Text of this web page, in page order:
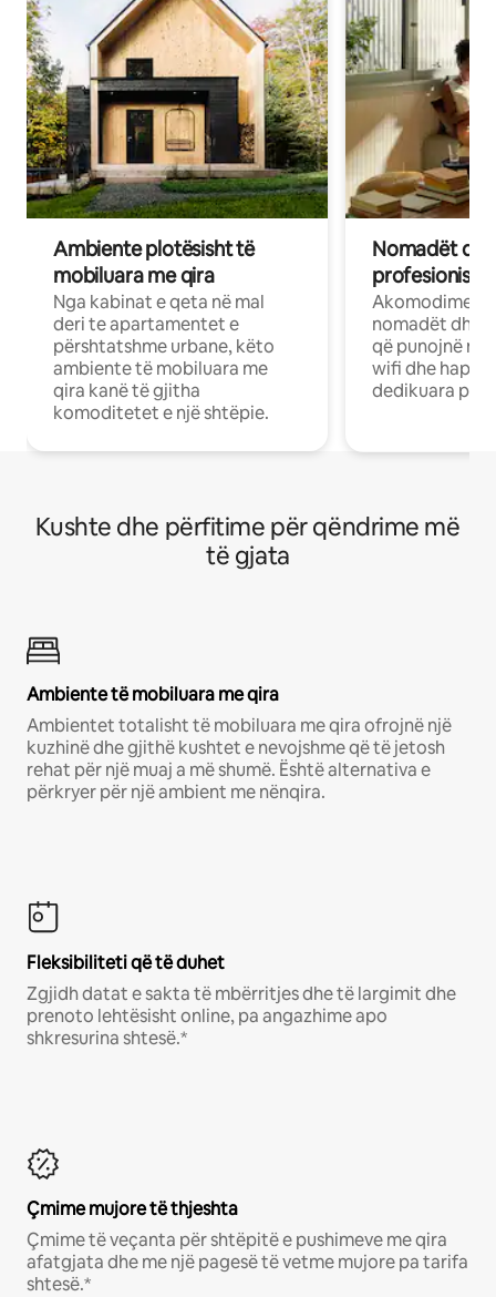
Ambiente plotësisht të
mobiluara me qira
Nga kabinat e qeta në mal
deri te apartamentet e
përshtatshme urbane, këto
ambiente të mobiluara me
qira kanë të gjitha
komoditetet e një shtëpie.
Nomadët
Akomodime
nomadët dhe
që punojnë në
wifi dhe
dedikuara
Kushte dhe përfitime për qëndrime më
të gjata
Ambiente të mobiluara me qira
Ambientet totalisht të mobiluara me qira ofrojnë një
kuzhinë dhe gjithë kushtet e nevojshme që të jetosh
rehat për një muaj a më shumë. Është alternativa e
përkryer për një ambient me nënqira.
Fleksibiliteti që të duhet
Zgjidh datat e sakta të mbërritjes dhe të largimit dhe
prenoto lehtësisht online, pa angazhime apo
shkresurina shtesë.*
Çmime mujore të thjeshta
Çmime të veçanta për shtëpitë e pushimeve me qira
afatgjata dhe me një pagesë të vetme mujore pa tarifa
shtesë.*